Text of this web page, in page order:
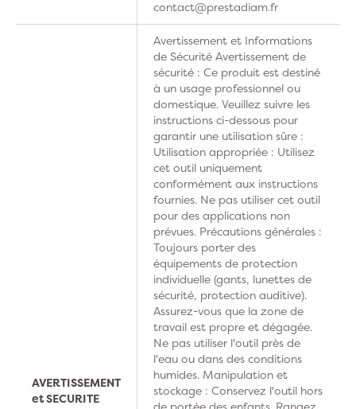
contact@prestadiam.fr
AVERTISSEMENT
et SECURITE
Avertissement et Informations
de Sécurité Avertissement de
sécurité : Ce produit est destiné
à un usage professionnel ou
domestique. Veuillez suivre les
instructions ci-dessous pour
garantir une utilisation sûre :
Utilisation appropriée : Utilisez
cet outil uniquement
conformément aux instructions
fournies. Ne pas utiliser cet outil
pour des applications non
prévues. Précautions générales :
Toujours porter des
équipements de protection
individuelle (gants, lunettes de
sécurité, protection auditive).
Assurez-vous que la zone de
travail est propre et dégagée.
Ne pas utiliser l'outil près de
l'eau ou dans des conditions
humides. Manipulation et
stockage : Conservez l'outil hors